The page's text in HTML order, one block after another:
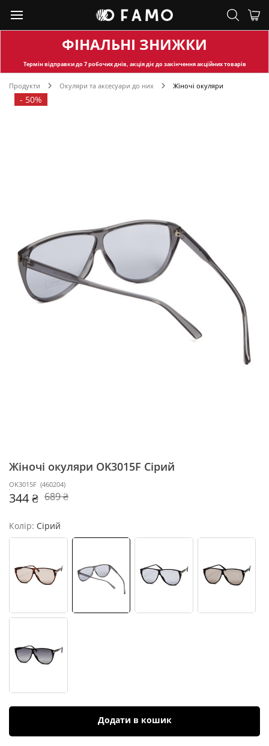
ФІНАЛЬНІ ЗНИЖКИ
Термін відправкидо 7 робочих днів, акція діє до закінчення акційних товарів
Продукти Окуляри та аксесуари до них Жіночі окуляри
- 50%
Жіночі окуляри OK3015F Сірий
OK3015F (460204)
344 ₴ 689 ₴
Колір: Сірий
Додати в кошик